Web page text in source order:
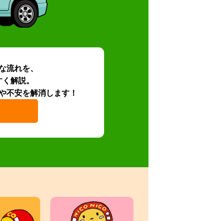
流れを、
解説。
不安を解消します！